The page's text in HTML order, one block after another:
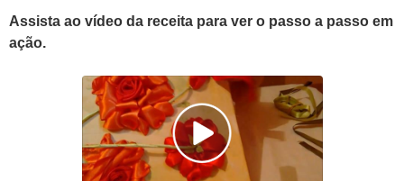
Assista ao vídeo da receita para ver o passo a passo em
ação.